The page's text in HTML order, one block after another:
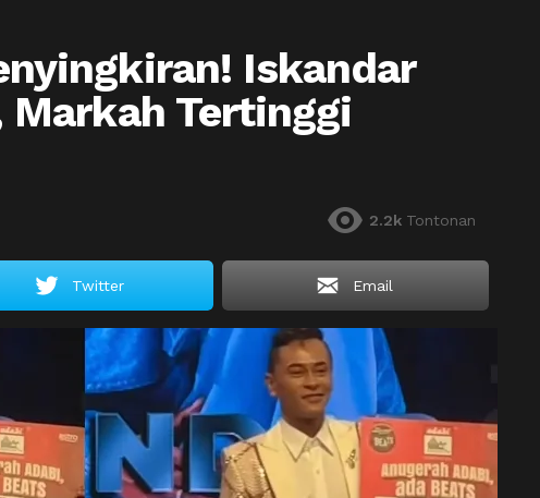
Iskandar
Markah Tertinggi
2.2k Tontonan
Twitter Email